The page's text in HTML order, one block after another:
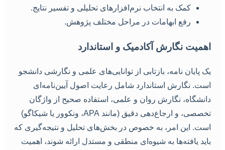
کمک به انتخاب نرم‌افزارهای تحلیلی و تفسیر نتایج.
رفع ابهامات در مراحل مختلف پژوهش.
اهمیت نگارش آکادمیک و استاندارد
یک پایان نامه، بازتابی از توانایی‌های علمی و نگارشی دانشجو
است. نگارش استاندارد شامل رعایت اصول آیین‌نامه‌ای
دانشگاه، نگارش روان و علمی، استفاده صحیح از واژگان
تخصصی، و ارجاع‌دهی دقیق (مانند APA، ونکوور یا شیکاگو)
است. این امر، به خصوص در بخش‌های تحلیل و نتیجه‌گیری که
باید یافته‌ها به شیوه‌ای منطقی و مستدل ارائه شوند، اهمیت